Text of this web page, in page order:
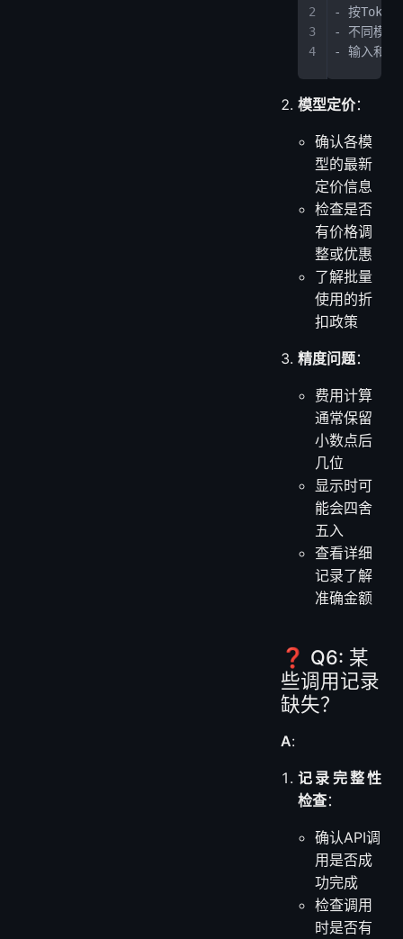
- 按Token
- 不同模型
- 输入和输
模型定价：
确认各模
型的最新
定价信息
检查是否
有价格调
整或优惠
了解批量
使用的折
扣政策
精度问题：
费用计算
通常保留
小数点后
几位
显示时可
能会四舍
五入
查看详细
记录了解
准确金额
❓ Q6: 某
些调用记录
缺失？
A:
记录完整性
检查：
确认API调
用是否成
功完成
检查调用
时是否有